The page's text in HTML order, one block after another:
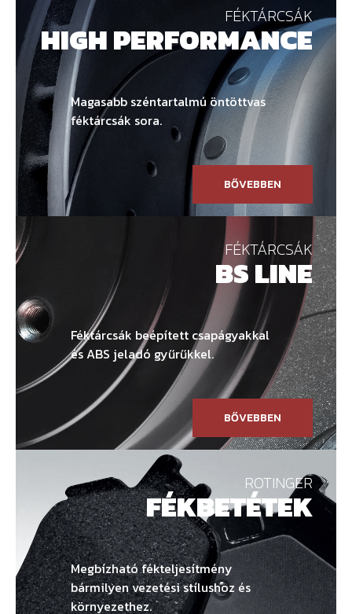
FÉKTÁRCSÁK
HIGH PERFORMANCE
Magasabb széntartalmú öntöttvas
féktárcsák sora.
BŐVEBBEN
FÉKTÁRCSÁK
BS LINE
Féktárcsák beépített csapágyakkal
és ABS jeladó gyűrűkkel.
BŐVEBBEN
ROTINGER
FÉKBETÉTEK
Megbízható fékteljesítmény
bármilyen vezetési stílushoz és
környezethez.